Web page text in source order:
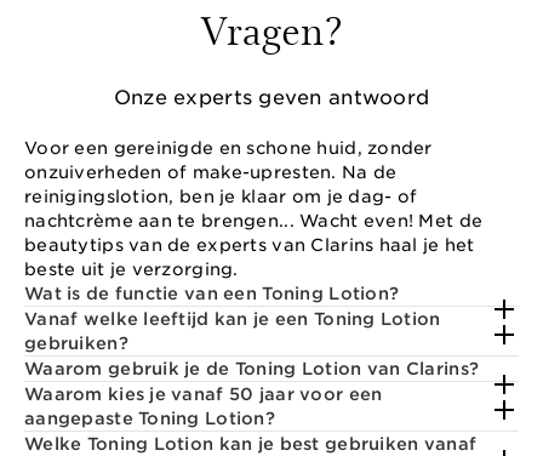
Vragen?
Onze experts geven antwoord
Voor een gereinigde en schone huid, zonder
onzuiverheden of make-upresten. Na de
reinigingslotion, ben je klaar om je dag- of
nachtcrème aan te brengen... Wacht even! Met de
beautytips van de experts van Clarins haal je het
beste uit je verzorging.
Wat is de functie van een Toning Lotion?
Vanaf welke leeftijd kan je een Toning Lotion
gebruiken?
Waarom gebruik je de Toning Lotion van Clarins?
Waarom kies je vanaf 50 jaar voor een
aangepaste Toning Lotion?
Welke Toning Lotion kan je best gebruiken vanaf